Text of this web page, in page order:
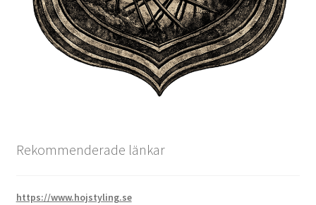
Rekommenderade länkar
https://www.hojstyling.se